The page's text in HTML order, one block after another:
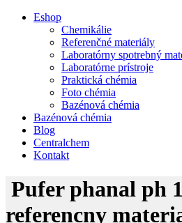
Eshop
Chemikálie
Referenčné materiály
Laboratórny spotrebný
Laboratórne prístroje
Praktická chémia
Foto chémia
Bazénová chémia
Bazénová chémia
Blog
Centralchem
Kontakt
Pufer phanal ph
referencny